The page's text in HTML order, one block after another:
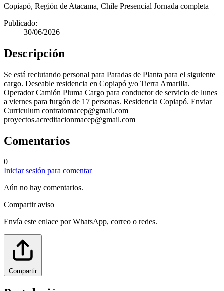
Copiapó, Región de Atacama, Chile Presencial Jornada completa
Publicado:
30/06/2026
Descripción
Se está reclutando personal para Paradas de Planta para el siguiente
cargo. Deseable residencia en Copiapó y/o Tierra Amarilla.
Operador Camión Pluma Cargo para conductor de servicio de lunes
a viernes para furgón de 17 personas. Residencia Copiapó. Enviar
Curriculum contratomacep@gmail.com
proyectos.acreditacionmacep@gmail.com
Comentarios
0
Iniciar sesión para comentar
Aún no hay comentarios.
Compartir aviso
Envía este enlace por WhatsApp, correo o redes.
Compartir